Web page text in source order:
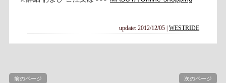
update: 2012/12/05 |WESTRIDE
前のページ 次のページ